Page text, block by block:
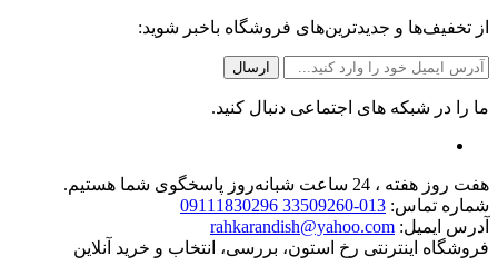
از تخفیف‌ها و جدیدترین‌های فروشگاه باخبر شوید:
ما را در شبکه های اجتماعی دنبال کنید.
هفت روز هفته ، 24 ساعت شبانه‌روز پاسخگوی شما هستیم.
شماره تماس: 013-33509260 09111830296
آدرس ایمیل: rahkarandish@yahoo.com
فروشگاه اینترنتی رخ استون، بررسی، انتخاب و خرید آنلاین